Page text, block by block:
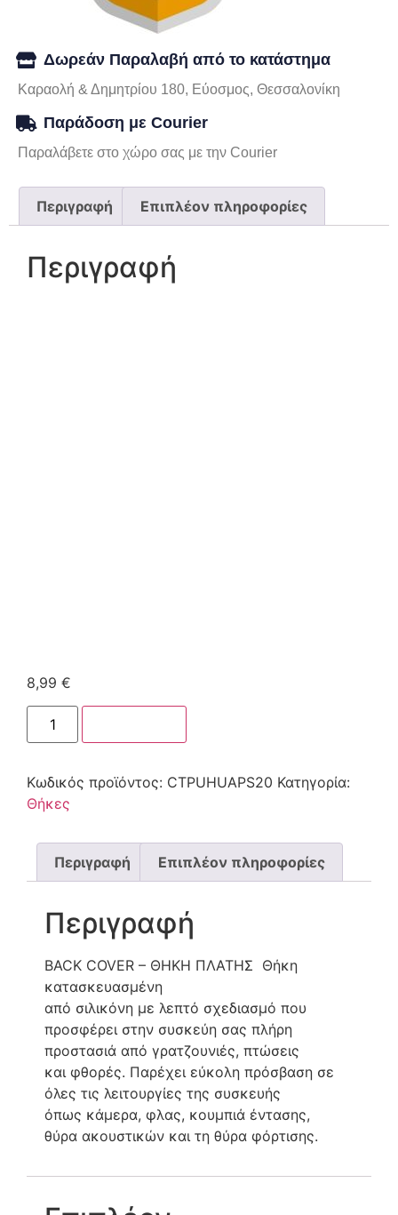
Δωρεάν Παραλαβή από το κατάστημα
Καραολή & Δημητρίου 180, Εύοσμος, Θεσσαλονίκη
Παράδοση με Courier
Παραλάβετε στο χώρο σας με την Courier
Περιγραφή Επιπλέον πληροφορίες
Περιγραφή
8,99 €
Κωδικός προϊόντος: CTPUHUAPS20 Κατηγορία:
Θήκες
Περιγραφή Επιπλέον πληροφορίες
Περιγραφή
BACK COVER – ΘΗΚΗ ΠΛΑΤΗΣ Θήκη
κατασκευασμένη
από σιλικόνη με λεπτό σχεδιασμό που
προσφέρει στην συσκεύη σας πλήρη
προστασιά από γρατζουνιές, πτώσεις
και φθορές. Παρέχει εύκολη πρόσβαση σε
όλες τις λειτουργίες της συσκευής
όπως κάμερα, φλας, κουμπιά έντασης,
θύρα ακουστικών και τη θύρα φόρτισης.